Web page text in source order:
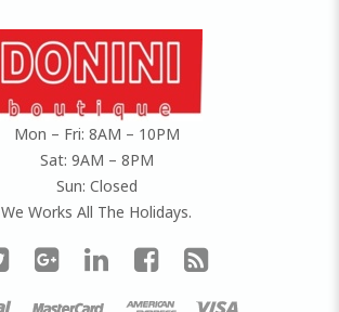
Mon – Fri: 8AM – 10PM
Sat: 9AM – 8PM
Sun: Closed
We Works All The Holidays.